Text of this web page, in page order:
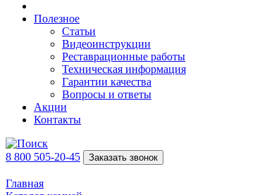
Полезное
Статьи
Видеоинструкции
Реставрационные работы
Техническая информация
Гарантии качества
Вопросы и ответы
Акции
Контакты
8 800 505-20-45 Заказать звонок
Главная